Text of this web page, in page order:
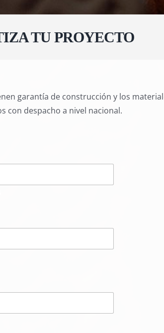
TU PROYECTO
garantía de construcción y los
con despacho a nivel nacional.